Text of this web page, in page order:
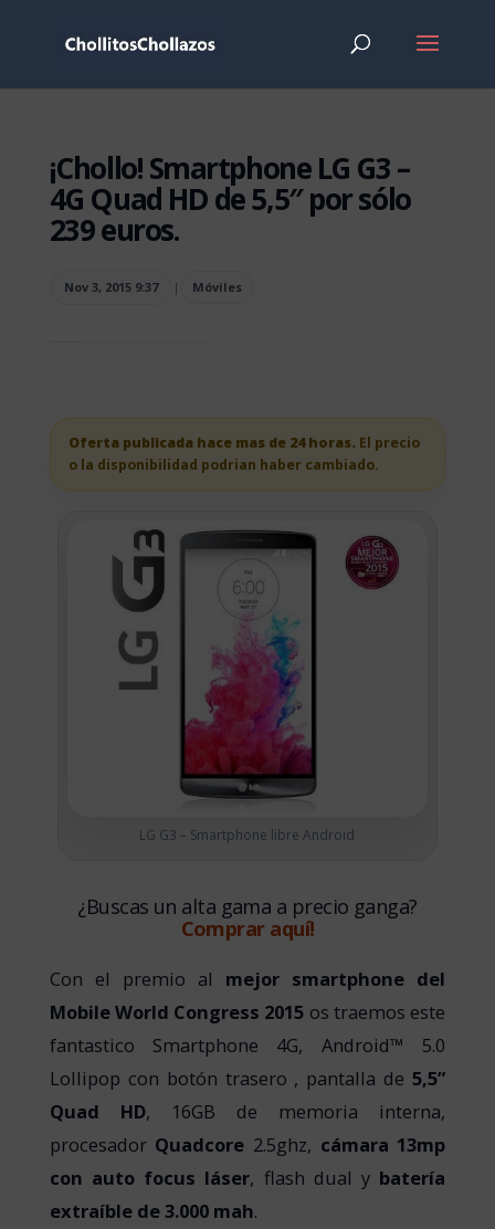
¡Chollo! Smartphone LG G3 –
4G Quad HD de 5,5″ por sólo
239 euros.
Nov 3, 2015 9:37 | Móviles
Oferta publicada hace mas de 24 horas. El precio
o la disponibilidad podrian haber cambiado.
LG G3 – Smartphone libre Android
¿Buscas un alta gama a precio ganga?
Comprar aquí!
Con el premio al mejor smartphone del
Mobile World Congress 2015 os traemos este
fantastico Smartphone 4G, Android™ 5.0
Lollipop con botón trasero , pantalla de5,5”
Quad HD, 16GB de memoria interna,
procesador Quadcore 2.5ghz, cámara 13mp
con auto focus láser, flash dual y batería
extraíble de 3.000 mah.